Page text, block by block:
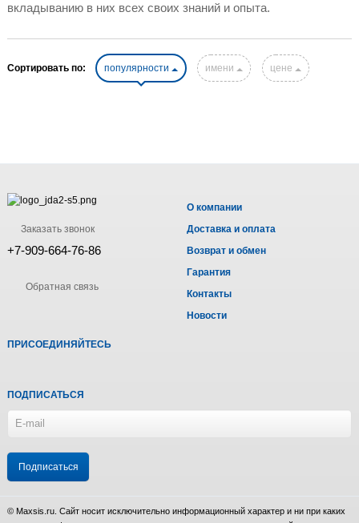
вкладыванию в них всех своих знаний и опыта.
Сортировать по: популярности имени цене
Заказать звонок
+7-909-664-76-86
Обратная связь
О компании
Доставка и оплата
Возврат и обмен
Гарантия
Контакты
Новости
ПРИСОЕДИНЯЙТЕСЬ
ПОДПИСАТЬСЯ
© Maxsis.ru. Сайт носит исключительно информационный характер и ни при каких